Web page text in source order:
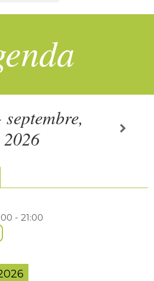
2026
- 21:00